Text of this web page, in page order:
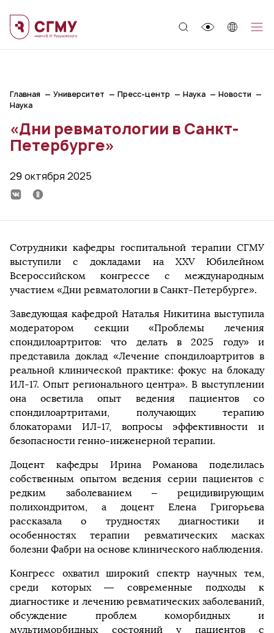
Главная Университет Пресс-центр Наука
Новости
Наука
«Дни ревматологии в Санкт-
Петербурге»
29 октября 2025
Сотрудники кафедры госпитальной терапии СГМУ
выступили с докладами на XXV Юбилейном
Всероссийском конгрессе с международным
участием «Дни ревматологии в Санкт-Петербурге».
Заведующая кафедрой Наталья Никитина выступила
модератором секции «Проблемы лечения
спондилоартритов: что делать в 2025 году» и
представила доклад «Лечение спондилоартритов в
реальной клинической практике: фокус на блокаду
ИЛ-17. Опыт регионального центра». В выступлении
она осветила опыт ведения пациентов со
спондилоартритами, получающих терапию
блокаторами ИЛ-17, вопросы эффективности и
безопасности генно-инженерной терапии.
Доцент кафедры Ирина Романова поделилась
собственным опытом ведения серии пациентов с
редким заболеванием – рецидивирующим
полихондритом, а доцент Елена Григорьева
рассказала о трудностях диагностики и
особенностях терапии ревматических масках
болезни Фабри на основе клинического наблюдения.
Конгресс охватил широкий спектр научных тем,
среди которых — современные подходы к
диагностике и лечению ревматических заболеваний,
обсуждение проблем коморбидных и
мультиморбидных состояний у пациентов с